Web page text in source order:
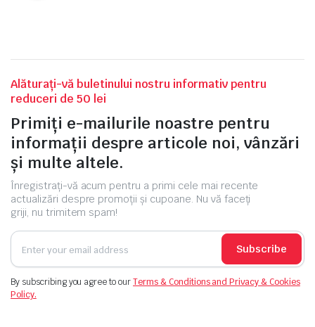
Alăturați-vă buletinului nostru informativ pentru
reduceri de 50 lei
Primiți e-mailurile noastre pentru
informații despre articole noi, vânzări
și multe altele.
Înregistrați-vă acum pentru a primi cele mai recente
actualizări despre promoții și cupoane. Nu vă faceți
griji, nu trimitem spam!
Subscribe
By subscribing you agree to ourTerms & Conditions and Privacy & Cookies
Policy.